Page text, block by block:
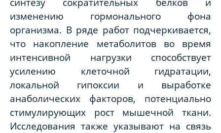
изменению гормонального фона
организма. В ряде работ подчеркивается,
что накопление метаболитов во время
интенсивной нагрузки способствует
усилению клеточной гидратации,
локальной гипоксии и выработке
анаболических факторов, потенциально
стимулирующих рост мышечной ткани.
Исследования также указывают на связь